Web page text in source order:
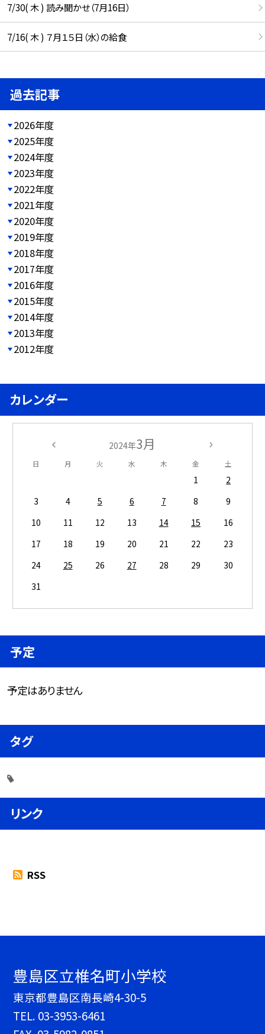
7/30( 木 ) 読み聞かせ（7月16日）
7/16( 木 ) ７月１５日（水）の給食
過去記事
2026年度
2025年度
2024年度
2023年度
2022年度
2021年度
2020年度
2019年度
2018年度
2017年度
2016年度
2015年度
2014年度
2013年度
2012年度
カレンダー
2024年3月
日 月 火 水 木 金 土
1
2
3
4 5 6 7 8
9
10
11 12 13 14 15
16
17
18 19 20 21 22
23
24
25 26 27 28 29
30
31
予定
予定はありません
タグ
リンク
RSS
豊島区立椎名町小学校
東京都豊島区南長崎4-30-5
TEL. 03-3953-6461